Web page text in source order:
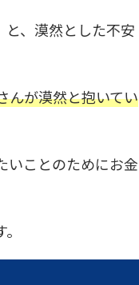
と、漠然とした不安
んが漠然と抱いてい
いことのためにお金